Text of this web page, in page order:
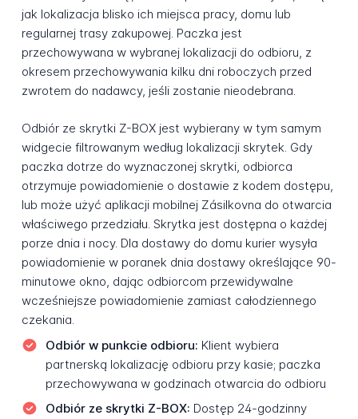
jak lokalizacja blisko ich miejsca pracy, domu lub
regularnej trasy zakupowej. Paczka jest
przechowywana w wybranej lokalizacji do odbioru, z
okresem przechowywania kilku dni roboczych przed
zwrotem do nadawcy, jeśli zostanie nieodebrana.
Odbiór ze skrytki Z-BOX jest wybierany w tym samym
widgecie filtrowanym według lokalizacji skrytek. Gdy
paczka dotrze do wyznaczonej skrytki, odbiorca
otrzymuje powiadomienie o dostawie z kodem dostępu,
lub może użyć aplikacji mobilnej Zásilkovna do otwarcia
właściwego przedziału. Skrytka jest dostępna o każdej
porze dnia i nocy. Dla dostawy do domu kurier wysyła
powiadomienie w poranek dnia dostawy określające 90-
minutowe okno, dając odbiorcom przewidywalne
wcześniejsze powiadomienie zamiast całodziennego
czekania.
Odbiór w punkcie odbioru: Klient wybiera
partnerską lokalizację odbioru przy kasie; paczka
przechowywana w godzinach otwarcia do odbioru
Odbiór ze skrytki Z-BOX: Dostęp 24-godzinny